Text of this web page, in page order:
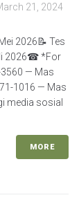
21, 2024
2026📝 Tes
2026☎ *For
— Mas
1016 — Mas
media sosial
MORE